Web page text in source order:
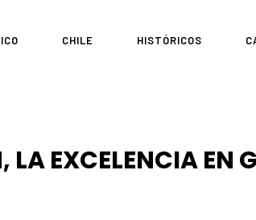
CHILE HISTÓRICOS
EXCELENCIA EN